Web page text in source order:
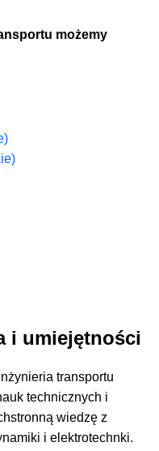
możemy
i umiejętności
transportu
technicznych i
wiedzę z
i elektrotechnki.